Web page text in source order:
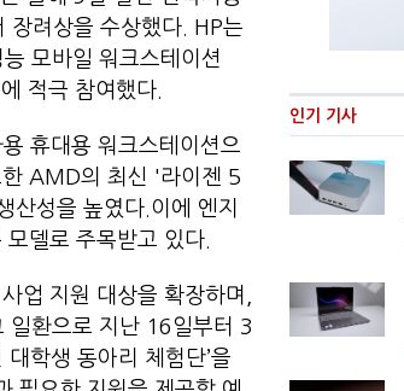
장려상을 수상했다. HP는
모바일 워크스테이션
적극 참여했다.
휴대용 워크스테이션으
AMD의 최신 '라이젠 5
산성을 높였다.이에 엔지
델로 주목받고 있다.
업 지원 대상을 확장하며,
일환으로 지난 16일부터 3
학생 동아리 체험단’을
인기 기사